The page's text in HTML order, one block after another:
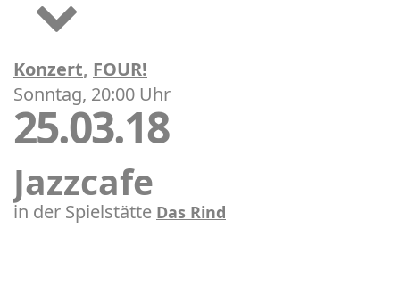
Konzert, FOUR!
Sonntag, 20:00 Uhr
25.03.18
Jazzcafe
in der Spielstätte Das Rind